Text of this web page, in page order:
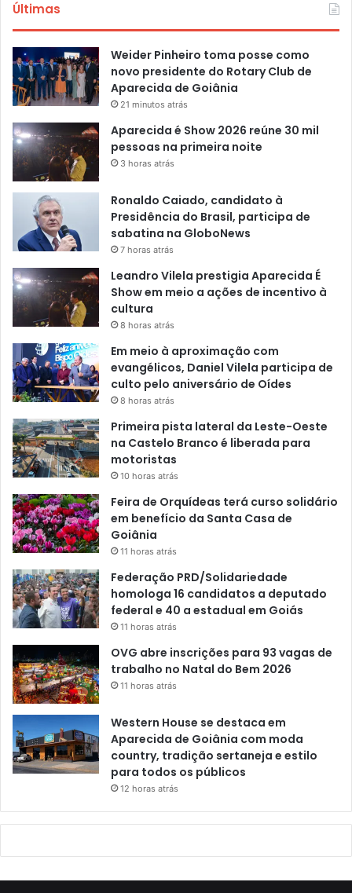
Últimas
Weider Pinheiro toma posse como
novo presidente do Rotary Club de
Aparecida de Goiânia
21 minutos atrás
Aparecida é Show 2026 reúne 30 mil
pessoas na primeira noite
3 horas atrás
Ronaldo Caiado, candidato à
Presidência do Brasil, participa de
sabatina na GloboNews
7 horas atrás
Leandro Vilela prestigia Aparecida É
Show em meio a ações de incentivo à
cultura
8 horas atrás
Em meio à aproximação com
evangélicos, Daniel Vilela participa de
culto pelo aniversário de Oídes
8 horas atrás
Primeira pista lateral da Leste-Oeste
na Castelo Branco é liberada para
motoristas
10 horas atrás
Feira de Orquídeas terá curso solidário
em benefício da Santa Casa de
Goiânia
11 horas atrás
Federação PRD/Solidariedade
homologa 16 candidatos a deputado
federal e 40 a estadual em Goiás
11 horas atrás
OVG abre inscrições para 93 vagas de
trabalho no Natal do Bem 2026
11 horas atrás
Western House se destaca em
Aparecida de Goiânia com moda
country, tradição sertaneja e estilo
para todos os públicos
12 horas atrás